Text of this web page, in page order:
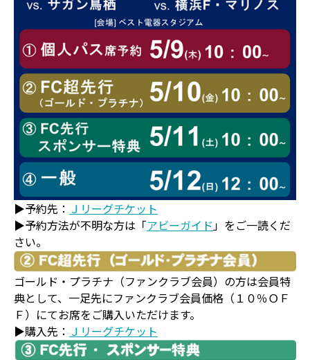
▶予約先： Ｊリーグチケット
▶予約方法が不明な方は「アビーガイド」をご一読くだ
さい。
ゴールド・プラチナ（ファンクラブ会員）の方は会員特
典として、一足先にファンクラブ会員価格（１０％ＯＦ
Ｆ）にてお席をご購入いただけます。
▶購入先： Ｊリーグチケット